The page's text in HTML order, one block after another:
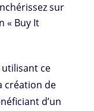
sur
« Buy It
ce
création de
d’un